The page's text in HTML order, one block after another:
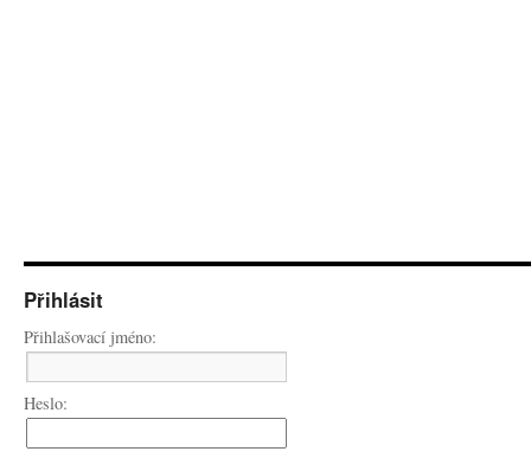
Přihlásit
Přihlašovací jméno:
Heslo: